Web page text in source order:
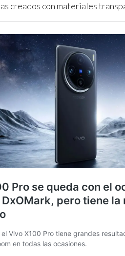
creados con materiales